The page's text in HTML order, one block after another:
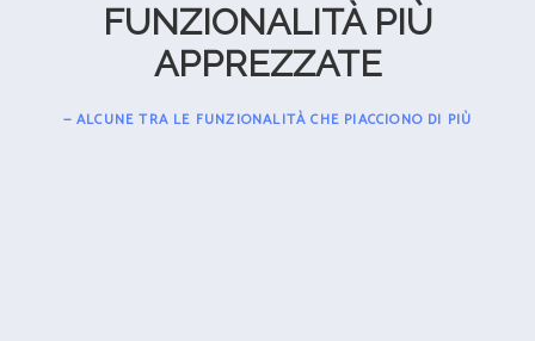
FUNZIONALITÀ PIÙ
APPREZZATE
— ALCUNE TRA LE FUNZIONALITÀ CHE PIACCIONO DI PIÙ